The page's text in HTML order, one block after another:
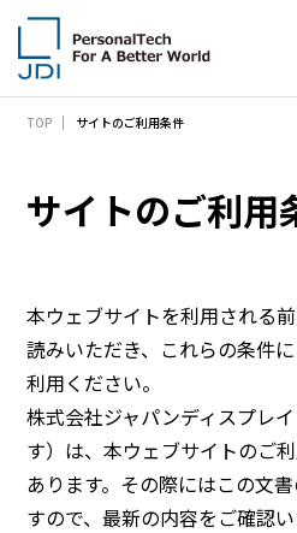
企業情報
製品・技術
IR情報
採用情報
News
お問い合わせ
TOP サイトのご利用条件
サイトのご利用
本ウェブサイトを利用される
読みいただき、これらの条件
利用ください。
株式会社ジャパンディスプレ
す）は、本ウェブサイトのご
あります。その際にはこの文
すので、最新の内容をご確認